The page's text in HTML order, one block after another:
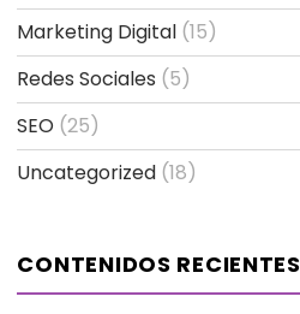
Marketing Digital (15)
Redes Sociales (5)
SEO (25)
Uncategorized (18)
CONTENIDOS RECIENTES